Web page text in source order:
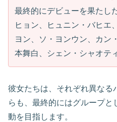
最終的にデビューを果たし
ヒョン、ヒュニン・バヒエ
ヨン、ソ・ヨンウン、カン
本舞白、シェン・シャオテ
彼女たちは、それぞれ異なる
らも、最終的にはグループ
動を目指します。